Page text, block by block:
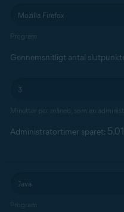
Program
Gennemsnitligt antal
Minutter per måned, som en
Administratortimer sparet: 5.01
Program